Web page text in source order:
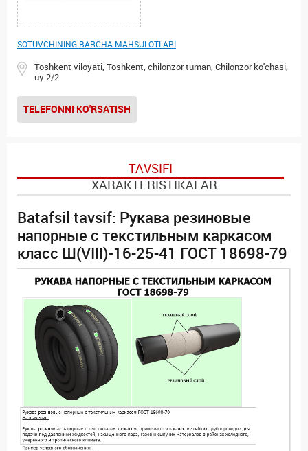
SOTUVCHINING BARCHA MAHSULOTLARI
Toshkent viloyati, Toshkent, chilonzor tuman, Chilonzor ko'chasi,
uy 2/2
TELEFONNI KO'RSATISH
TAVSIFI
XARAKTERISTIKALAR
Batafsil tavsif: Рукава резиновые
напорные с текстильным каркасом
класс Ш(VIII)-16-25-41 ГОСТ 18698-79